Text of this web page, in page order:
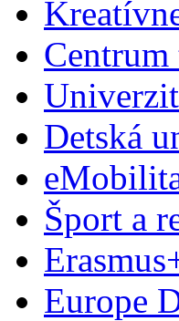
Detská
Šport a
Europe